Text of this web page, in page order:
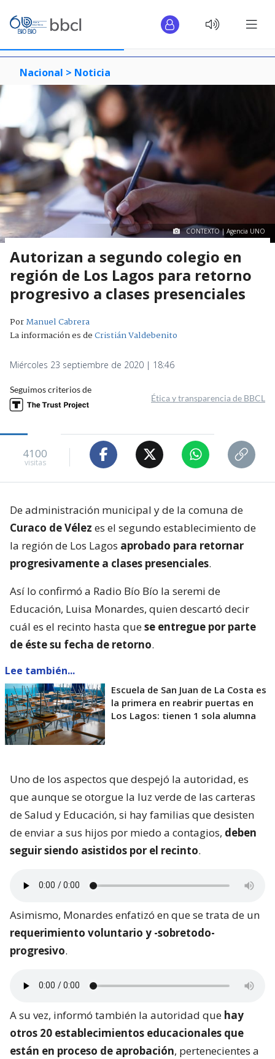
Nacional > Noticia
CONTEXTO | Agencia UNO
Autorizan a segundo colegio en
región de Los Lagos para retorno
progresivo a clases presenciales
PorManuel Cabrera
La información es deCristián Valdebenito
Miércoles 23 septiembre de 2020 | 18:46
Seguimos criterios de
Ética y transparencia de BBCL
4100
visitas
De administración municipal y de la comuna de
Curaco de Vélez es el segundo establecimiento de
la región de Los Lagos aprobado para retornar
progresivamente a clases presenciales.
Así lo confirmó a Radio Bío Bío la seremi de
Educación, Luisa Monardes, quien descartó decir
cuál es el recinto hasta quese entregue por parte
de éste su fecha de retorno.
Lee también...
Escuela de San Juan de La Costa es
la primera en reabrir puertas en
Los Lagos: tienen 1 sola alumna
Uno de los aspectos que despejó la autoridad, es
que aunque se otorgue la luz verde de las carteras
de Salud y Educación, si hay familias que desisten
de enviar a sus hijos por miedo a contagios, deben
seguir siendo asistidos por el recinto.
Asimismo, Monardes enfatizó en que se trata de un
requerimiento voluntario y -sobretodo-
progresivo.
A su vez, informó también la autoridad que hay
otros 20 establecimientos educacionales que
están en proceso de aprobación, pertenecientes a